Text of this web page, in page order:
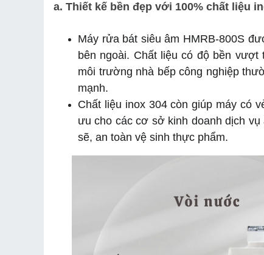
a. Thiết kế bền đẹp với 100% chất liệu
Máy rửa bát siêu âm HMRB-800S
bên ngoài. Chất liệu có độ bền
môi trường nhà bếp công nghiệp
mạnh.
Chất liệu inox 304 còn giúp máy có
ưu cho các cơ sở kinh doanh dịch
sẽ, an toàn vệ sinh thực phẩm.